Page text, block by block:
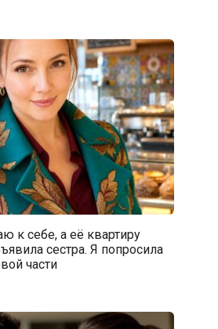
к себе, а её квартиру
сестра. Я попросила
части